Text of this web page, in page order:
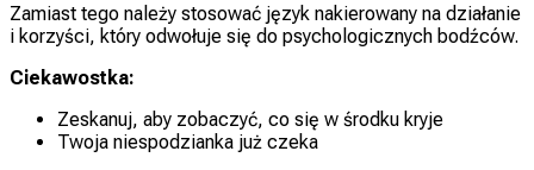
Zamiast tego należy stosować język nakierowany na działanie
i korzyści, który odwołuje się do psychologicznych bodźców.
Ciekawostka:
Zeskanuj, aby zobaczyć, co się w środku kryje
Twoja niespodzianka już czeka